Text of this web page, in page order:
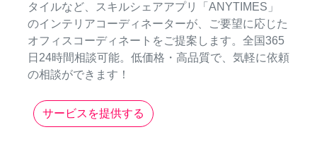
タイルなど、スキルシェアアプリ「ANYTIMES」
のインテリアコーディネーターが、ご要望に応じた
オフィスコーディネートをご提案します。全国365
日24時間相談可能。低価格・高品質で、気軽に依頼
の相談ができます！
サービスを提供する